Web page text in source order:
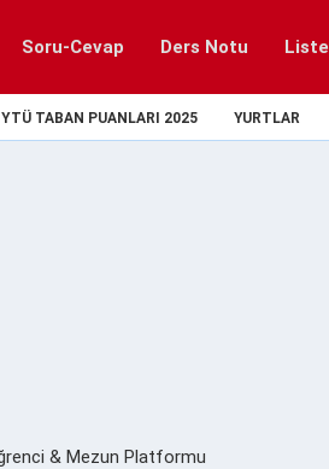
Soru-Cevap Ders Notu Liste
YTÜ TABAN PUANLARI 2025 YURTLAR
& Mezun Platformu